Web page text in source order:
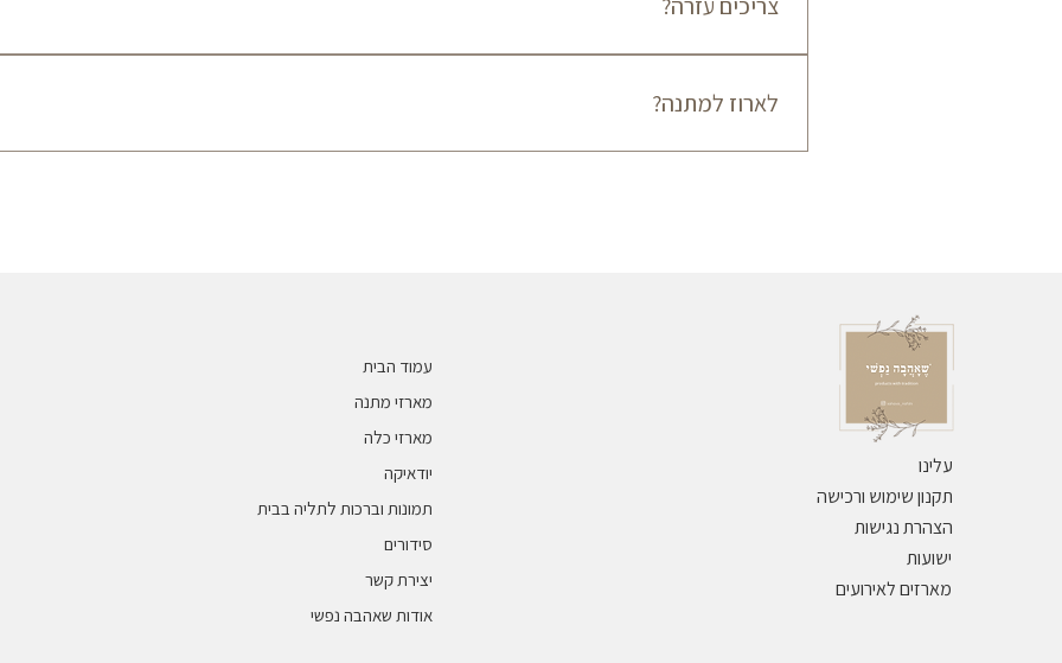
אישור שההזמנה מוכנה.
055-7794709
לארוז למתנה?
עמוד הבית
מארזי מתנה
מארזי כלה
יודאיקה
תמונות וברכות לתליה בבית
סידורים
יצירת קשר
אודות שאהבה נפשי
עלינו
תקנון שימוש ורכישה
הצהרת נגישות
ישועות
מארזים לאירועים